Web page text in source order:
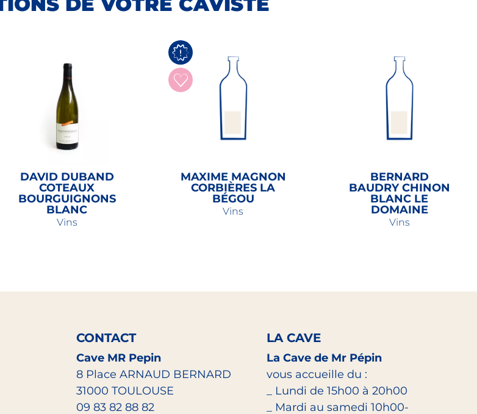
DAVID DUBAND
COTEAUX
BOURGUIGNONS
BLANC
Vins
MAXIME MAGNON
CORBIÈRES LA
BÉGOU
Vins
BERNARD
BAUDRY CHINON
BLANC LE
DOMAINE
Vins
CONTACT
Cave MR Pepin
8 Place ARNAUD BERNARD
31000 TOULOUSE
09 83 82 88 82
LA CAVE
La Cave de Mr Pépin
vous accueille du :
_ Lundi de 15h00 à 20h00
_ Mardi au samedi 10h00-